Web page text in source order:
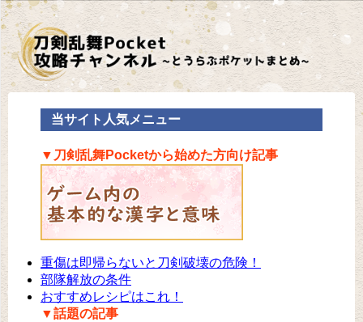
当サイト人気メニュー
▼刀剣乱舞Pocketから始めた方向け記事
重傷は即帰らないと刀剣破壊の危険！
部隊解放の条件
おすすめレシピはこれ！
▼話題の記事